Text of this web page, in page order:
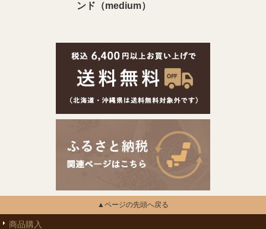
ンド（medium）
▲ページの先頭へ戻る
商品購入